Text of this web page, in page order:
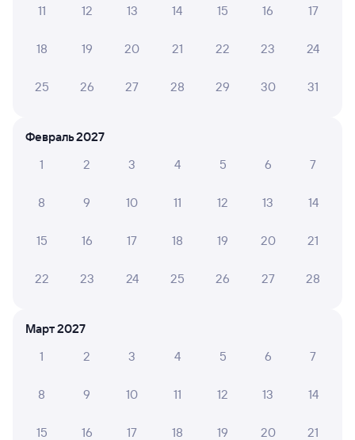
Железнодорожные билеты в Выдрино
11 12 13 14 15 16 17
18 19 20 21 22 23 24
25 26 27 28 29 30 31
Февраль 2027
1
2 3 4 5 6 7
8 9 10 11 12 13 14
15 16 17 18 19 20 21
22 23 24 25 26 27 28
Март 2027
1
2 3 4 5 6 7
8 9 10 11 12 13 14
15 16 17 18 19 20 21